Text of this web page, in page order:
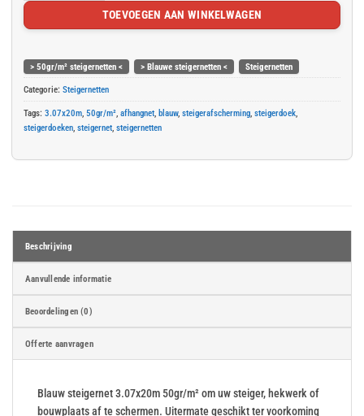
TOEVOEGEN AAN WINKELWAGEN
> 50gr/m² steigernetten < > Blauwe steigernetten <
Steigernetten
Categorie: Steigernetten
Tags: 3.07x20m 50gr/m² afhangnet blauw, steigerafscherming steigerdoek
steigerdoeken steigernet steigernetten
Beschrijving
Aanvullende informatie
Beoordelingen (0)
Offerte aanvragen
Blauw steigernet 3.07x20m 50gr/m² om uw steiger, hekwerk of
bouwplaats af te schermen. Uitermate geschikt ter voorkoming